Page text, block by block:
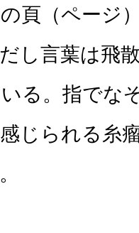
頁（ページ
し言葉は飛
る。指でな
じられる糸